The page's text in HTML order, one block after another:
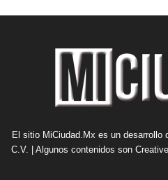
El sitio MiCiudad.Mx es un desarrollo
C.V. | Algunos contenidos son